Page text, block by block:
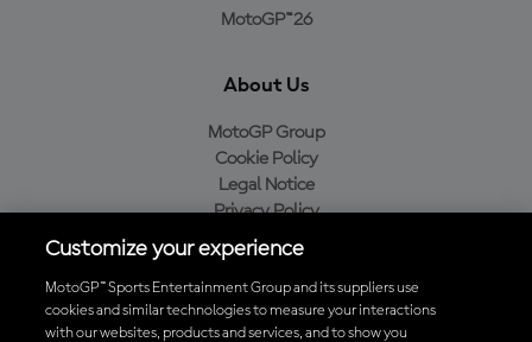
MotoGP™26
About Us
MotoGP Group
Cookie Policy
Legal Notice
Privacy Policy
Purchase Policy
Baixe o aplicativo oficial da MotoGP™
Customize your experience
MotoGP™ Sports Entertainment Group and its suppliers use
cookies and similar technologies to measure your interactions
with our websites, products and services, and to show you